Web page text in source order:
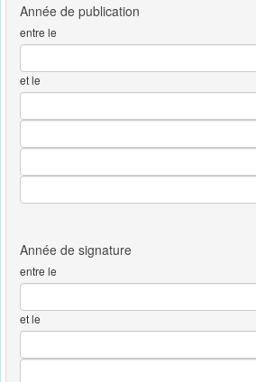
entre le
et le
entre le
et le